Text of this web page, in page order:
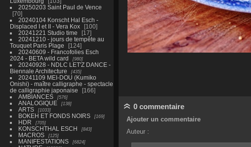
20250203 Saint Paul de Vence
70
20240104 Konscht Hal Esch -
Displaced I et II - Vera Kox
100
20241221 Studio time
17
20241210 - jours de tempête au
Touquet Paris Plage
124
20240609 - Francofolies Esch
2024 - BETA wild card
980
20240928 - NDLC LET'Z DANCE -
Biennale Architecture
435
20241109 MEI-DOU (Kumiko
Onishi) - maître calligraphe - spectacle
de calligraphie japonaise
166
AMBIANCES
576
ANALOGIQUE 138
ARTS 1033
BOKEH ET FONDS NOIRS 169
HDR 705
KONSCHTHAL ESCH 843
MACROS 125
MANIFESTATIONS 6824
0 commentaire
Ajouter un commentaire
Auteur :